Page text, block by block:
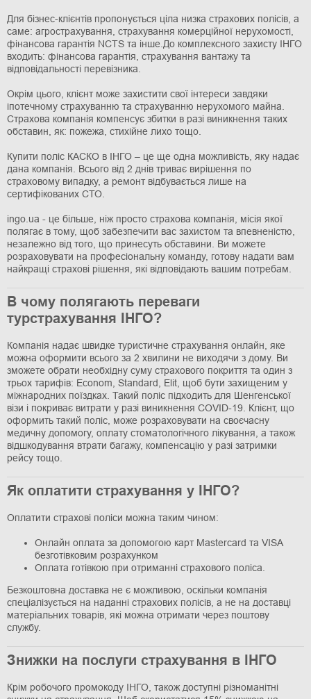
Для бізнес-клієнтів пропонується ціла низка страхових полісів, а
саме: агрострахування, страхування комерційної нерухомості,
фінансова гарантія NCTS та інше.До комплексного захисту ІНГО
входить: фінансова гарантія, страхування вантажу та
відповідальності перевізника.
Окрім цього, клієнт може захистити свої інтереси завдяки
іпотечному страхуванню та страхуванню нерухомого майна.
Страхова компанія компенсує збитки в разі виникнення таких
обставин, як: пожежа, стихійне лихо тощо.
Купити поліс КАСКО в ІНГО – це ще одна можливість, яку надає
дана компанія. Всього від 2 днів триває вирішення по
страховому випадку, а ремонт відбувається лише на
сертифікованих СТО.
ingo.ua - це більше, ніж просто страхова компанія, місія якої
полягає в тому, щоб забезпечити вас захистом та впевненістю,
незалежно від того, що принесуть обставини. Ви можете
розраховувати на професіональну команду, готову надати вам
найкращі страхові рішення, які відповідають вашим потребам.
В чому полягають переваги
турстрахування ІНГО?
Компанія надає швидке туристичне страхування онлайн, яке
можна оформити всього за 2 хвилини не виходячи з дому. Ви
зможете обрати необхідну суму страхового покриття та один з
трьох тарифів: Econom, Standard, Elit, щоб бути захищеним у
міжнародних поїздках. Такий поліс підходить для Шенгенської
візи і покриває витрати у разі виникнення COVID-19. Клієнт, що
оформить такий поліс, може розраховувати на своєчасну
медичну допомогу, оплату стоматологічного лікування, а також
відшкодування втрати багажу, компенсацію у разі затримки
рейсу тощо.
Як оплатити страхування у ІНГО?
Оплатити страхові поліси можна таким чином:
Онлайн оплата за допомогою карт Mastercard та VISA
безготівковим розрахунком
Оплата готівкою при отриманні страхового поліса.
Безкоштовна доставка не є можливою, оскільки компанія
спеціалізується на наданні страхових полісів, а не на доставці
матеріальних товарів, які можна отримати через поштову
службу.
Знижки на послуги страхування в ІНГО
Крім робочого промокоду ІНГО, також доступні різноманітні